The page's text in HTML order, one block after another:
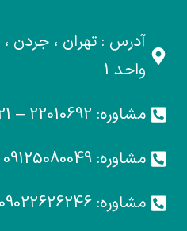
واحد 1
مشاوره: 22010692 – 021
مشاوره: 09125080049
مشاوره: 09022626246